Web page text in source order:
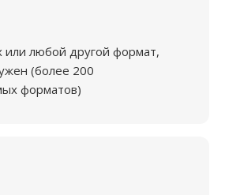
любой другой формат,
(более 200
форматов)